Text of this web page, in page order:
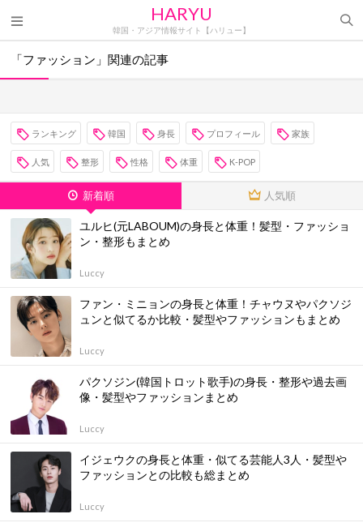
HARYU
韓国・アジア情報サイト【ハリュー】
「ファッション」関連の記事
ランキング 韓国 身長 プロフィール 家族
人気 整形 性格 体重 K-POP
新着順 人気順
ユルヒ(元LABOUM)の身長と体重！髪型・ファッショ
ン・整形もまとめ
Luccy
ファン・ミニョンの身長と体重！チャウヌやパクソジ
ュンと似てるか比較・髪型やファッションもまとめ
Luccy
パクソジン(韓国トロット歌手)の身長・整形や過去画
像・髪型やファッションまとめ
Luccy
イジェウクの身長と体重・似てる芸能人3人・髪型や
ファッションとの比較も総まとめ
Luccy